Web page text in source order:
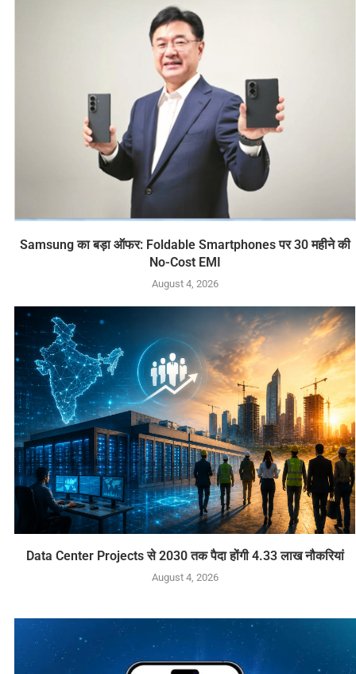
Samsung का बड़ा ऑफर: Foldable Smartphones पर 30 महीने की
No-Cost EMI
August 4, 2026
Data Center Projects से 2030 तक पैदा होंगी 4.33 लाख नौकरियां
August 4, 2026